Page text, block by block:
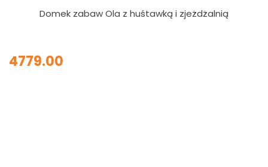
Domek zabaw Ola z huśtawką i zjeżdżalnią
4779.00